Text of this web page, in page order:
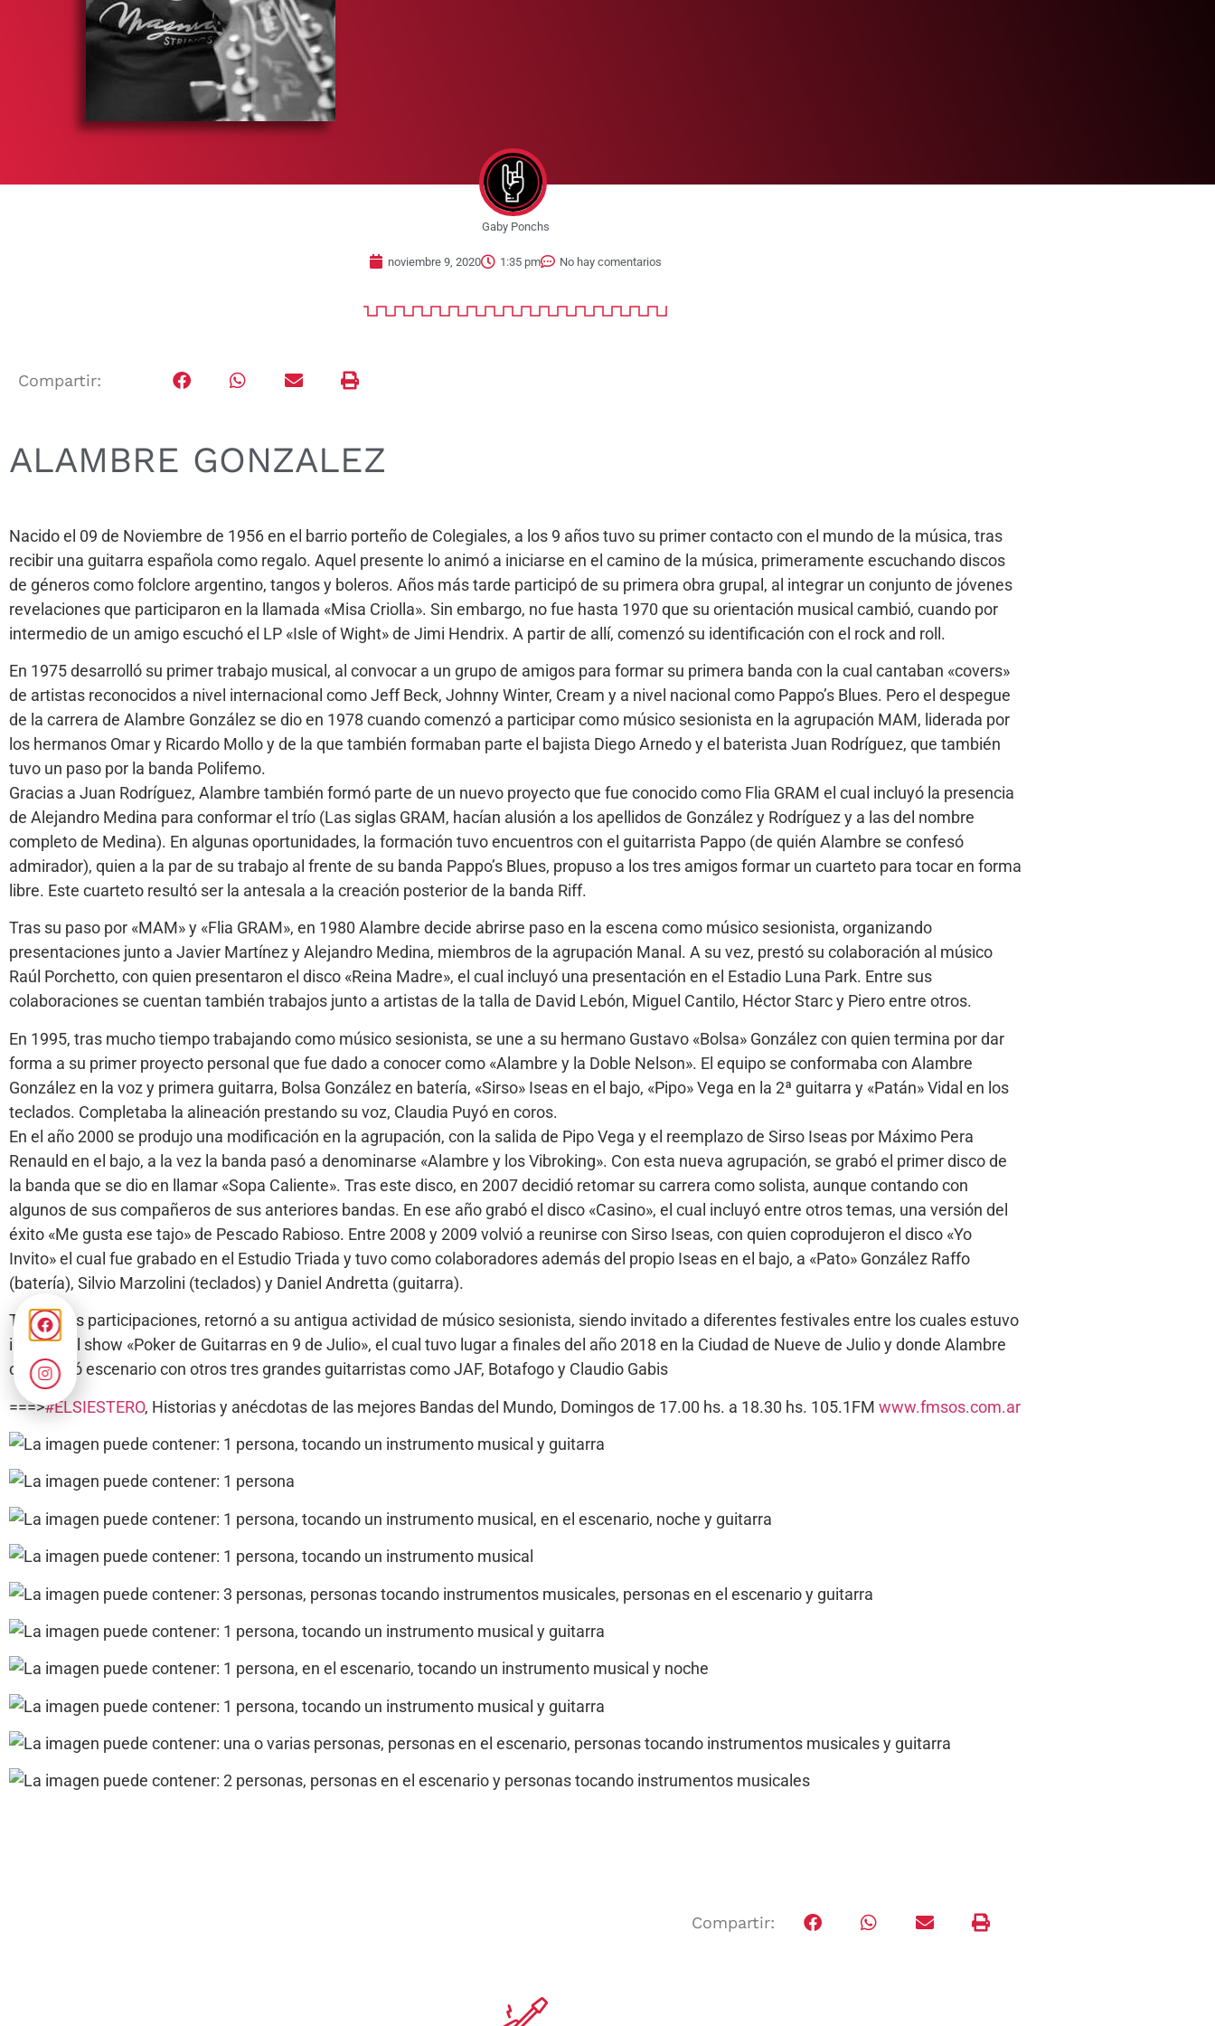
Gaby Ponchs
noviembre 9, 2020 1:35 pm No hay comentarios
Compartir:
ALAMBRE GONZALEZ
Nacido el 09 de Noviembre de 1956 en el barrio porteño de Colegiales, a los 9 años tuvo su primer contacto con el mundo de la música, tras
recibir una guitarra española como regalo. Aquel presente lo animó a iniciarse en el camino de la música, primeramente escuchando discos
de géneros como folclore argentino, tangos y boleros. Años más tarde participó de su primera obra grupal, al integrar un conjunto de jóvenes
revelaciones que participaron en la llamada «Misa Criolla». Sin embargo, no fue hasta 1970 que su orientación musical cambió, cuando por
intermedio de un amigo escuchó el LP «Isle of Wight» de Jimi Hendrix. A partir de allí, comenzó su identificación con el rock and roll.
En 1975 desarrolló su primer trabajo musical, al convocar a un grupo de amigos para formar su primera banda con la cual cantaban «covers»
de artistas reconocidos a nivel internacional como Jeff Beck, Johnny Winter, Cream y a nivel nacional como Pappo’s Blues. Pero el despegue
de la carrera de Alambre González se dio en 1978 cuando comenzó a participar como músico sesionista en la agrupación MAM, liderada por
los hermanos Omar y Ricardo Mollo y de la que también formaban parte el bajista Diego Arnedo y el baterista Juan Rodríguez, que también
tuvo un paso por la banda Polifemo.
Gracias a Juan Rodríguez, Alambre también formó parte de un nuevo proyecto que fue conocido como Flia GRAM el cual incluyó la presencia
de Alejandro Medina para conformar el trío (Las siglas GRAM, hacían alusión a los apellidos de González y Rodríguez y a las del nombre
completo de Medina). En algunas oportunidades, la formación tuvo encuentros con el guitarrista Pappo (de quién Alambre se confesó
admirador), quien a la par de su trabajo al frente de su banda Pappo’s Blues, propuso a los tres amigos formar un cuarteto para tocar en forma
libre. Este cuarteto resultó ser la antesala a la creación posterior de la banda Riff.
Tras su paso por «MAM» y «Flia GRAM», en 1980 Alambre decide abrirse paso en la escena como músico sesionista, organizando
presentaciones junto a Javier Martínez y Alejandro Medina, miembros de la agrupación Manal. A su vez, prestó su colaboración al músico
Raúl Porchetto, con quien presentaron el disco «Reina Madre», el cual incluyó una presentación en el Estadio Luna Park. Entre sus
colaboraciones se cuentan también trabajos junto a artistas de la talla de David Lebón, Miguel Cantilo, Héctor Starc y Piero entre otros.
En 1995, tras mucho tiempo trabajando como músico sesionista, se une a su hermano Gustavo «Bolsa» González con quien termina por dar
forma a su primer proyecto personal que fue dado a conocer como «Alambre y la Doble Nelson». El equipo se conformaba con Alambre
González en la voz y primera guitarra, Bolsa González en batería, «Sirso» Iseas en el bajo, «Pipo» Vega en la 2ª guitarra y «Patán» Vidal en los
teclados. Completaba la alineación prestando su voz, Claudia Puyó en coros.
En el año 2000 se produjo una modificación en la agrupación, con la salida de Pipo Vega y el reemplazo de Sirso Iseas por Máximo Pera
Renauld en el bajo, a la vez la banda pasó a denominarse «Alambre y los Vibroking». Con esta nueva agrupación, se grabó el primer disco de
la banda que se dio en llamar «Sopa Caliente». Tras este disco, en 2007 decidió retomar su carrera como solista, aunque contando con
algunos de sus compañeros de sus anteriores bandas. En ese año grabó el disco «Casino», el cual incluyó entre otros temas, una versión del
éxito «Me gusta ese tajo» de Pescado Rabioso. Entre 2008 y 2009 volvió a reunirse con Sirso Iseas, con quien coprodujeron el disco «Yo
Invito» el cual fue grabado en el Estudio Triada y tuvo como colaboradores además del propio Iseas en el bajo, a «Pato» González Raffo
(batería), Silvio Marzolini (teclados) y Daniel Andretta (guitarra).
Tras estas participaciones, retornó a su antigua actividad de músico sesionista, siendo invitado a diferentes festivales entre los cuales estuvo
incluido el show «Poker de Guitarras en 9 de Julio», el cual tuvo lugar a finales del año 2018 en la Ciudad de Nueve de Julio y donde Alambre
compartió escenario con otros tres grandes guitarristas como JAF, Botafogo y Claudio Gabis
===>#ELSIESTERO, Historias y anécdotas de las mejores Bandas del Mundo, Domingos de 17.00 hs. a 18.30 hs. 105.1FM www.fmsos.com.ar
Compartir: